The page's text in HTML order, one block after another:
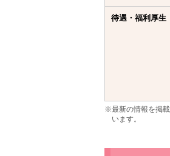
待遇・福利厚生
※最新の情報を掲
います。